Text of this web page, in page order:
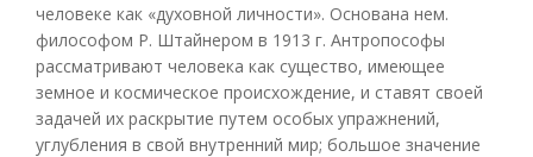
человеке как «духовной личности». Основана нем.
философом Р. Штайнером в 1913 г. Антропософы
рассматривают человека как существо, имеющее
земное и космическое происхождение, и ставят своей
задачей их раскрытие путем особых упражнений,
углубления в свой внутренний мир; большое значение